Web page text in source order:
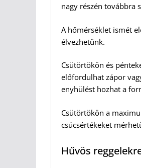
nagy részén továbbra
A hőmérséklet ismét
élvezhetünk.
Csütörtökön és
előfordulhat zápor
enyhülést hozhat a
Csütörtökön a
csúcsértékeket
Hűvös